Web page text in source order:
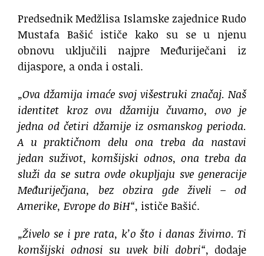
Predsednik Medžlisa Islamske zajednice Rudo
Mustafa Bašić ističe kako su se u njenu
obnovu uključili najpre Međuriječani iz
dijaspore, a onda i ostali.
„Ova džamija imaće svoj višestruki značaj. Naš
identitet kroz ovu džamiju čuvamo, ovo je
jedna od četiri džamije iz osmanskog perioda.
A u praktičnom delu ona treba da nastavi
jedan suživot, komšijski odnos, ona treba da
služi da se sutra ovde okupljaju sve generacije
Međuriječjana, bez obzira gde živeli – od
Amerike, Evrope do BiH“, ističe Bašić.
„Živelo se i pre rata, k’o što i danas živimo. Ti
komšijski odnosi su uvek bili dobri“, dodaje